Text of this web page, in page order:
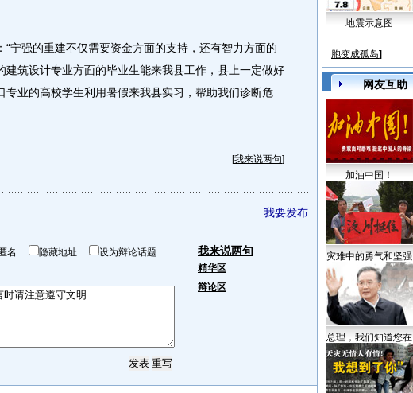
强的重建不仅需要资金方面的支持，还有智力方面的
建筑设计专业方面的毕业生能来我县工作，县上一定做好
专业的高校学生利用暑假来我县实习，帮助我们诊断危
[我来说两句]
我要发布
名 隐藏地址 设为辩论话题 我来说两句
精华区
辩论区
地震示意图
胞变成孤岛]
网友互助
加油中国！
灾难中的勇气和坚强
总理，我们知道您在